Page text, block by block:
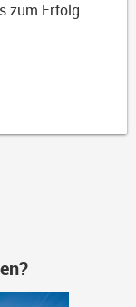
zum Erfolg